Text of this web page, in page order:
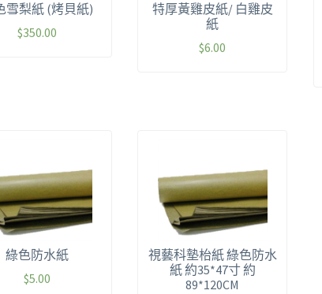
雪梨紙 (烤貝紙)
$350.00
特厚黃雞皮紙/ 白雞皮
紙
$6.00
綠色防水紙
$5.00
視藝科墊枱紙 綠色防水
紙 約35*47寸 約
89*120CM